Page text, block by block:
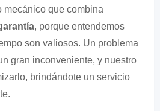
mecánico que combina
, porque entendemos
son valiosos. Un problema
gran inconveniente, y nuestro
brindándote un servicio